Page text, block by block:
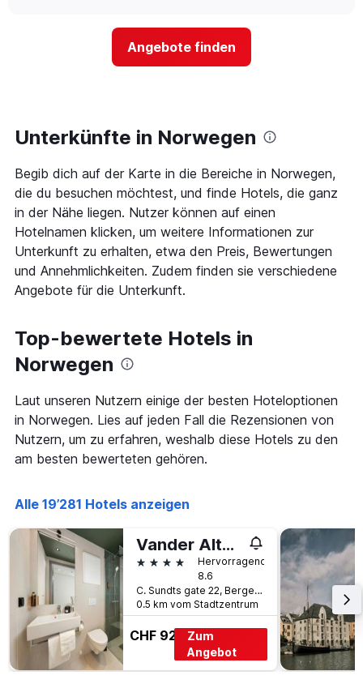
anzeigt.
näher
das
rückt.
Das
Diagramm
hat
1
X-
Achse,
die
Tage
vor
dem
anzeigt
Das
Diagramm
hat
1
Achse,
die
den
durchschnittlichen
Zimmerpreis
anzeigt
Angebote finden
Unterkünfte in Norwegen
Begib dich auf der Karte in die Bereiche in Norwegen,
die du besuchen möchtest, und finde Hotels, die ganz
in der Nähe liegen. Nutzer können auf einen
Hotelnamen klicken, um weitere Informationen zur
Unterkunft zu erhalten, etwa den Preis, Bewertungen
und Annehmlichkeiten. Zudem finden sie verschiedene
Angebote für die Unterkunft.
Top-bewertete Hotels in
Norwegen
Laut unseren Nutzern einige der besten Hoteloptionen
in Norwegen. Lies auf jeden Fall die Rezensionen von
Nutzern, um zu erfahren, weshalb diese Hotels zu den
am besten bewerteten gehören.
Alle 19’281 Hotels anzeigen
Vander Altona
4 Sterne
Hervorragend
8.6
C. Sundts gate 22, Bergen, Hordaland, Norwegen
0.5 km vom Stadtzentrum
CHF 92
Zum
Angebot